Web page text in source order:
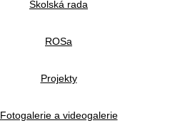
Školská rada
ROSa
Projekty
Fotogalerie a videogalerie